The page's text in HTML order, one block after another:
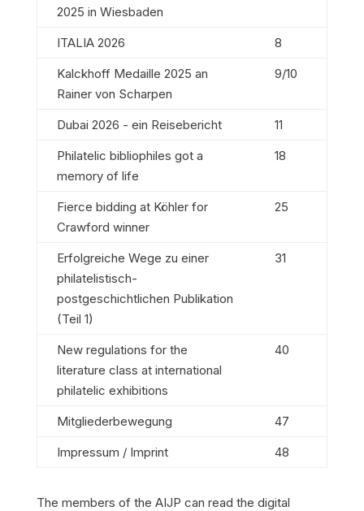
2025 in Wiesbaden
ITALIA 2026
8
Kalckhoff Medaille 2025 an
Rainer von Scharpen
9/10
Dubai 2026 - ein Reisebericht
11
Philatelic bibliophiles got a
memory of life
18
Fierce bidding at Köhler for
Crawford winner
25
Erfolgreiche Wege zu einer
philatelistisch-
postgeschichtlichen Publikation
(Teil 1)
31
New regulations for the
literature class at international
philatelic exhibitions
40
Mitgliederbewegung
47
Impressum / Imprint
48
The members of the AIJP can read the digital